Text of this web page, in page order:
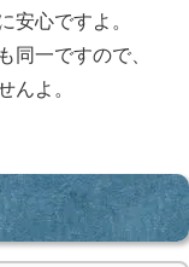
安心ですよ。
同一ですので、
んよ。